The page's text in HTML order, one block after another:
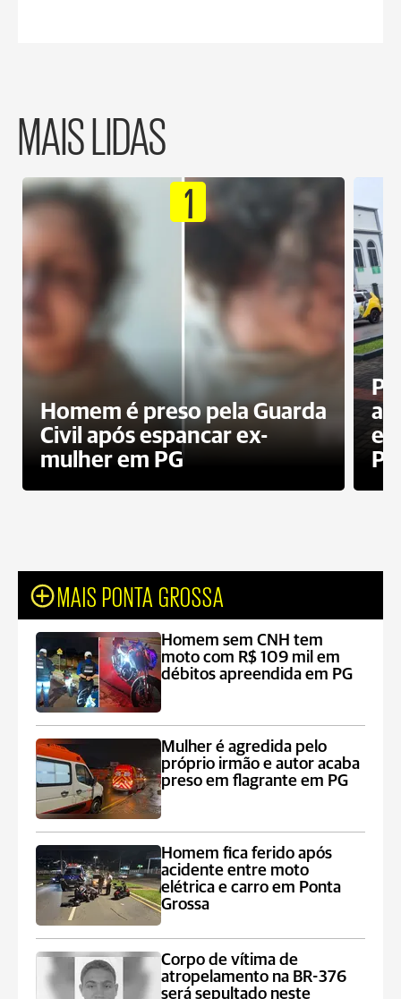
MAIS LIDAS
1
Homem é preso pela Guarda
Civil após espancar ex-
mulher em PG
MAIS PONTA GROSSA
Homem sem CNH tem
moto com R$ 109 mil em
débitos apreendida em PG
Mulher é agredida pelo
próprio irmão e autor acaba
preso em flagrante em PG
Homem fica ferido após
acidente entre moto
elétrica e carro em Ponta
Grossa
Corpo de vítima de
atropelamento na BR-376
será sepultado neste